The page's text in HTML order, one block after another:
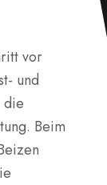
vor
und
die
Beim